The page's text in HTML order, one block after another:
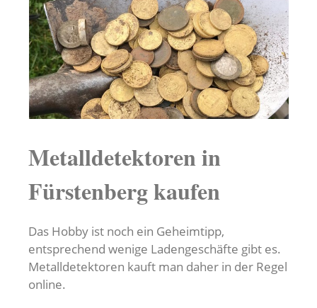
Metalldetektoren in
Fürstenberg kaufen
Das Hobby ist noch ein Geheimtipp,
entsprechend wenige Ladengeschäfte gibt es.
Metalldetektoren kauft man daher in der Regel
online.